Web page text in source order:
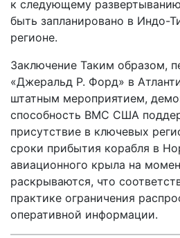
к следующему
быть запланировано в Индо-
регионе.
Заключение Таким образом,
«Джеральд Р. Форд» в
штатным мероприятием,
способность ВМС США
присутствие в ключевых
сроки прибытия корабля в
авиационного крыла на
раскрываются, что
практике ограничения
оперативной информации.